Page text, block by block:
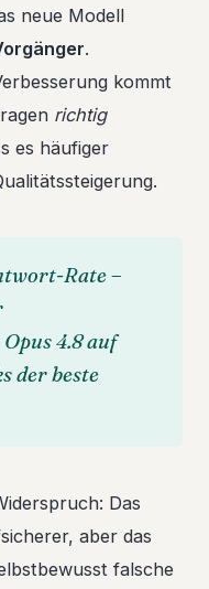
neue Modell
.
kommt
richtig
es häufiger
Rate –
4.8 auf
der beste
Das
aber das
falsche